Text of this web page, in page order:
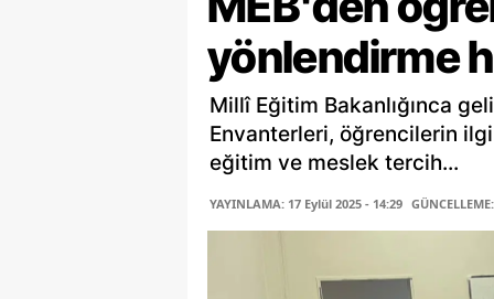
yönlendirme
Millî Eğitim Bakanlığınca
Envanterleri, öğrencilerin
eğitim ve meslek tercih...
YAYINLAMA: 17 Eylül 2025 - 14:29